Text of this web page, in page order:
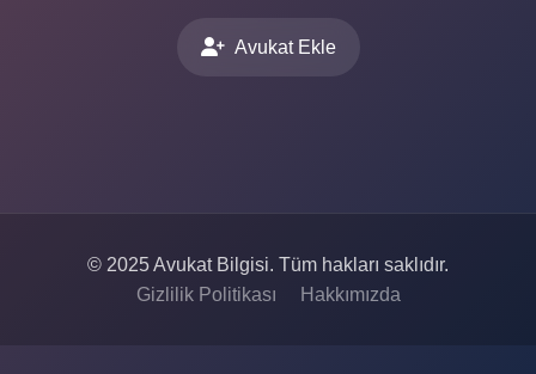
Avukat Ekle
© 2025 Avukat Bilgisi. Tüm hakları saklıdır.
Gizlilik Politikası
Hakkımızda